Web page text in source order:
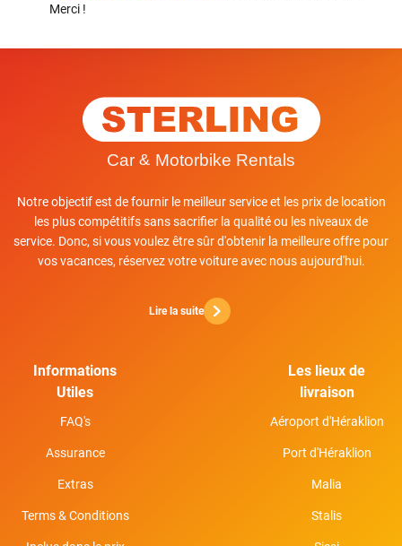
Merci !
Notre objectif est de fournir le meilleur service et les prix de location
les plus compétitifs sans sacrifier la qualité ou les niveaux de
service. Donc, si vous voulez être sûr d'obtenir la meilleure offre pour
vos vacances, réservez votre voiture avec nous aujourd'hui.
Lire la suite
Informations
Utiles
FAQ's
Assurance
Extras
Terms & Conditions
Les lieux de
livraison
Aéroport d'Héraklion
Port d'Héraklion
Malia
Stalis